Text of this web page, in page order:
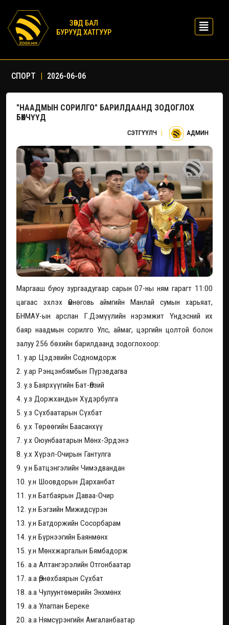
ЗӨВД БАЛ
БУРУУД ХАТГУУР
СПОРТ | 2026-06-06
"НААДМЫН СОРИЛГО" БАРИЛДААНД ЗОДОГЛОХ
БӨХЧҮҮД
СЭТГҮҮЛЧ | АДМИН
Маргааш буюу зургаадугаар сарын 07-ны ням гарагт 11:00
цагаас эхлэх Өмнөговь аймгийн Манлай сумын харьяат,
БНМАУ-ын арслан Г.Дэмүүлийн нэрэмжит Үндэсний их
баяр наадмын сорилго Улс, аймаг, цэргийн цолтой болон
залуу 256 бөхийн барилдаанд зодоглохоор:
1. у.ар Цэдэвийн Содномдорж
2. у.ар Рэнцэнбямбын Пүрэвдагва
3. у.з Баярхүүгийн Бат-Өлзий
4. у.з Доржхандын Хүдэрбулга
5. у.з Сүхбаатарын Сүхбат
6. у.х Төрөөгийн Баасанхүү
7. у.х Оюунбаатарын Мөнх-Эрдэнэ
8. у.х Хүрэл-Очирын Гантулга
9. у.н Батцэнгэлийн Чимэдвандан
10. у.н Шоовдорын Дарханбат
11. у.н Батбаярын Даваа-Очир
12. у.н Бэгзийн Мижидсүрэн
13. у.н Батдоржийн Сосорбарам
14. у.н Бүрнээгийн Баянмөнх
15. у.н Мөнхжаргалын Бямбадорж
16. а.а Алтангэрэлийн Отгонбаатар
17. а.а Өрнөхбаярын Сүхбат
18. а.а Чулуунтөмөрийн Энхмөнх
19. а.а Улагпан Береке
20. а.а Нямсүрэнгийн Амгаланбаатар